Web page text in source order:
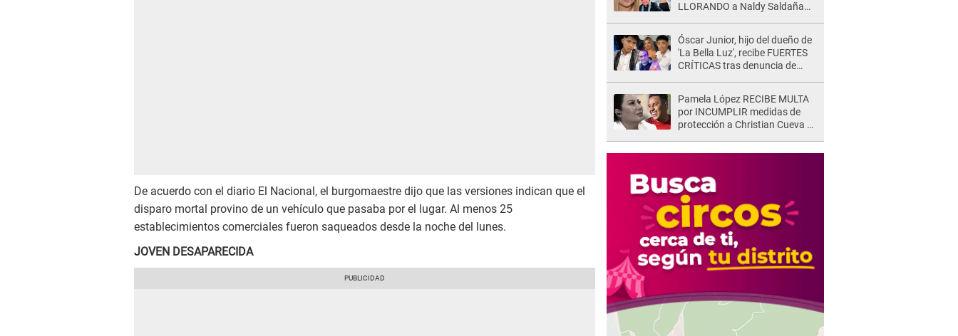
De acuerdo con el diario El Nacional, el burgomaestre dijo que las versiones indican que el
disparo mortal provino de un vehículo que pasaba por el lugar. Al menos 25
establecimientos comerciales fueron saqueados desde la noche del lunes.
JOVEN DESAPARECIDA
LLORANDO a Naldy Saldaña
'La Bella Luz': Esto hizo
Óscar Junior, hijo del dueño de
'La Bella Luz', recibe FUERTES
CRÍTICAS tras denuncia de
Pamela López RECIBE MULTA
por INCUMPLIR medidas de
protección a Christian Cueva y